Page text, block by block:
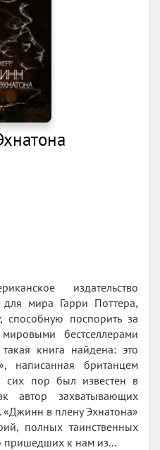
издательство
мира Гарри Поттера,
способную поспорить за
бестселлерами
книга найдена: это
написанная британцем
сих пор был известен в
автор захватывающих
«Джинн в плену Эхнатона»
полных таинственных
пришедших к нам из...